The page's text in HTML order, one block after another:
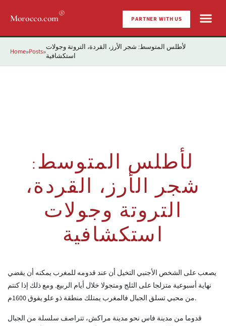
Morocco.com® PARTNER WITH US
Home»Posts»لأطلس المتوسط: شجر الأرز، القردة، التروتة وجولات
استكشافية
لأطلس المتوسط:
شجر الأرز، القردة،
التروتة وجولات
استكشافية
يصعب على الشخص الأجنبي التخيل أن عند قدومه للمغرب يمكنه أن يقضي
نهاية أسبوعية متزلجا على الثلج ومتجولا خلال أيام الربيع. ومع ذلك إذا كنتم
من محبي تسلق الجبال فالمغرب يمتلك منطقة ذو علو يفوق 1600م.
قدوما من مدينة فاس نحو مدينة مراكش، تتراصف سلسلة من الجبال